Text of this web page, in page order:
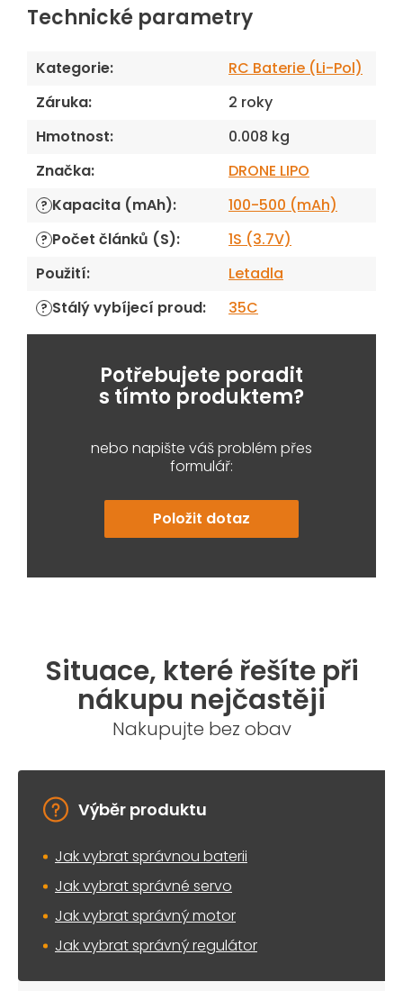
Technické parametry
Kategorie:
RC Baterie (Li-Pol)
Záruka:
2 roky
Hmotnost:
0.008 kg
Značka: DRONE LIPO
? Kapacita (mAh): 100-500 (mAh)
? Počet článků (S):
1S (3.7V)
Použití: Letadla
? Stálý vybíjecí proud: 35C
Potřebujete poradit
s tímto produktem?
nebo napište váš problém přes
formulář:
Položit dotaz
Situace, které řešíte při
nákupu nejčastěji
Nakupujte bez obav
Výběr produktu
Jak vybrat správnou baterii
Jak vybrat správné servo
Jak vybrat správný motor
Jak vybrat správný regulátor